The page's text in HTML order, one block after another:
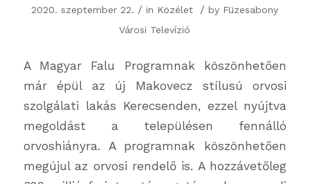
2020. szeptember 22. / in Közélet / by Füzesabony
Városi Televízió
A Magyar Falu Programnak köszönhetően
már épül az új Makovecz stílusú orvosi
szolgálati lakás Kerecsenden, ezzel nyújtva
megoldást a településen fennálló
orvoshiányra. A programnak köszönhetően
megújul az orvosi rendelő is. A hozzávetőleg